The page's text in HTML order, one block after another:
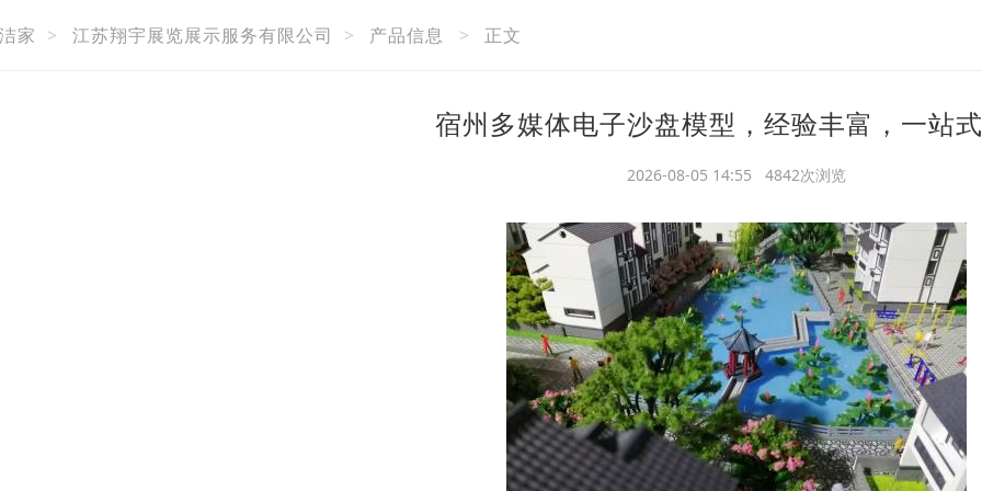
家 > 江苏翔宇展览展示服务有限公司 > 产品信息 > 正文
宿州多媒体电子沙盘模型，经验丰富，一站
2026-08-05 14:55 4842次浏览